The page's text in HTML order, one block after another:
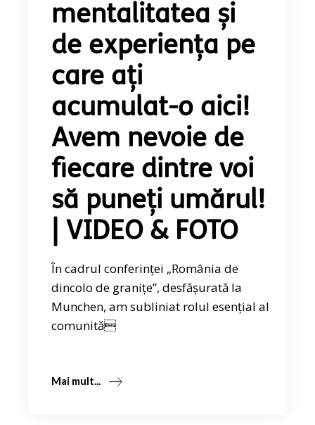
mentalitatea și
de experiența pe
care ați
acumulat-o aici!
Avem nevoie de
fiecare dintre voi
să puneți umărul!
| VIDEO & FOTO
În cadrul conferinței „România de
dincolo de granițe”, desfășurată la
Munchen, am subliniat rolul esențial al
comunită
Mai mult...